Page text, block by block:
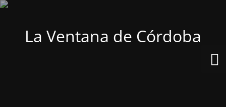
La Ventana de Córdoba